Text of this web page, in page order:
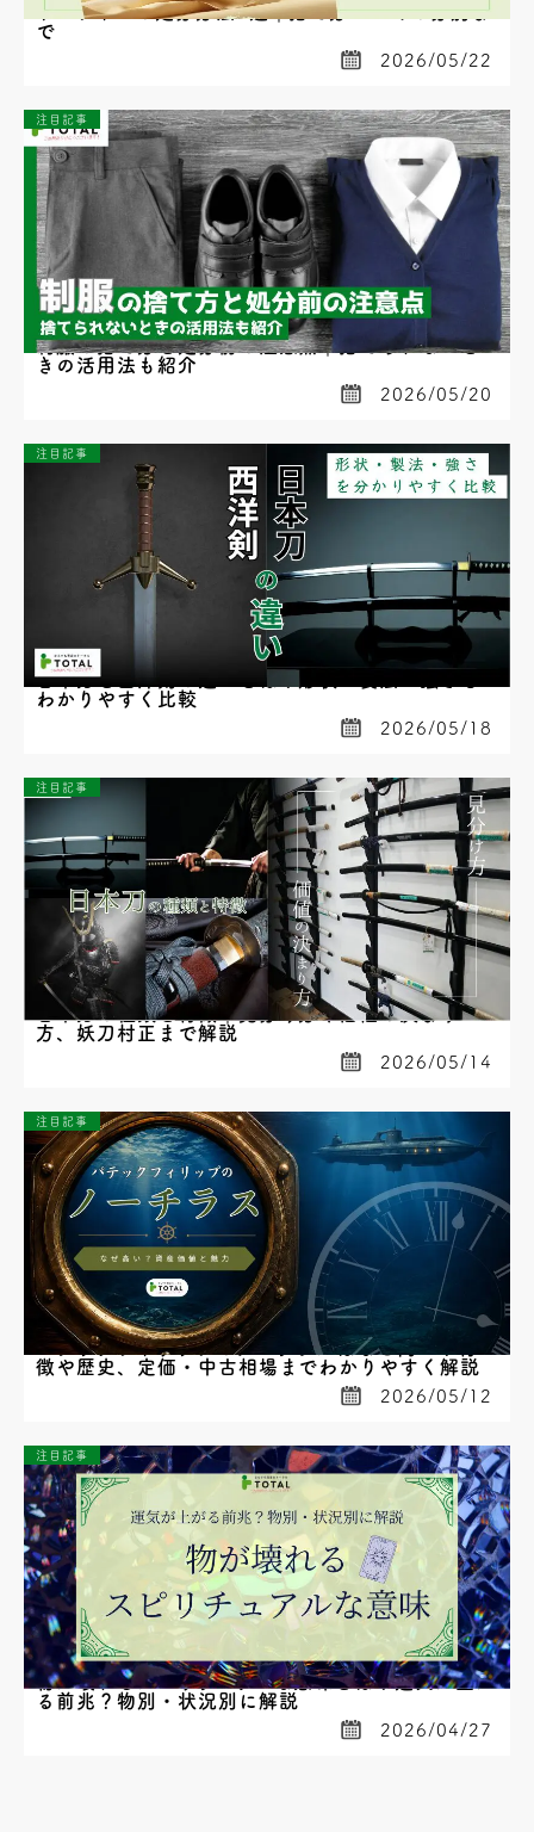
トロフィーの処分方法5選｜捨て方・ゴミの分別ま
で
2026/05/22
注目記事
制服の捨て方と処分前の注意点｜捨てられないと
きの活用法も紹介
2026/05/20
注目記事
日本刀と西洋剣の違いとは？形状・製法・強さを
わかりやすく比較
2026/05/18
注目記事
日本刀の種類と特徴｜見分け方や価値の決まり
方、妖刀村正まで解説
2026/05/14
注目記事
パテックフィリップのノーチラスはなぜ高い？特
徴や歴史、定価・中古相場までわかりやすく解説
2026/05/12
注目記事
物が壊れるスピリチュアルな意味とは？運気が上が
る前兆？物別・状況別に解説
2026/04/27